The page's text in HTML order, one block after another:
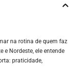
na rotina de quem faz
e Nordeste, ele entende
praticidade,